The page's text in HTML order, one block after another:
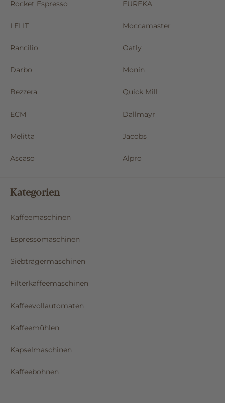
Rocket Espresso EUREKA
LELIT Moccamaster
Rancilio Oatly
Darbo Monin
Bezzera Quick Mill
ECM Dallmayr
Melitta Jacobs
Ascaso Alpro
Kategorien
Kaffeemaschinen
Espressomaschinen
Siebträgermaschinen
Filterkaffeemaschinen
Kaffeevollautomaten
Kaffeemühlen
Kapselmaschinen
Kaffeebohnen